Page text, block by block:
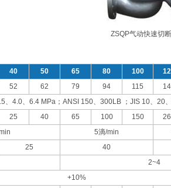
ZSQP气动快速切
40 50 65 80 100
52 62 79 94 115
、4.0、6.4 MPa；ANSI 150、300LB ；JIS 10、20
25 40 65 100 150
5滴/min
25 40
2~4
+10%